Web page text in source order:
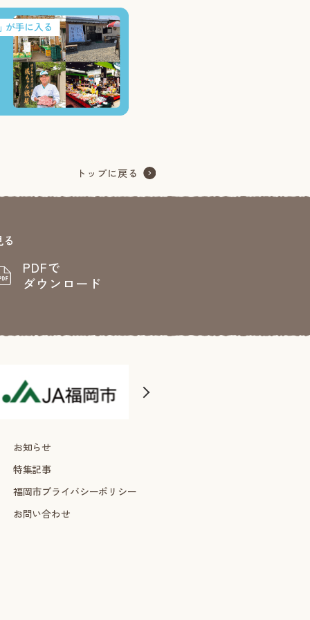
PDFで
ダウンロード
お知らせ
特集記事
福岡市プライバシーポリシー
お問い合わせ